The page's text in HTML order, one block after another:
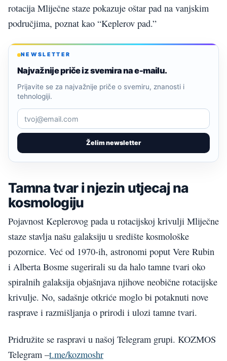
rotacija Mliječne staze pokazuje oštar pad na vanjskim
područjima, poznat kao “Keplerov pad.”
NEWSLETTER
Najvažnije priče iz svemira na e-mailu.
Želim newsletter
Prijavite se za najvažnije priče o svemiru, znanosti i
tehnologiji.
Tamna tvar i njezin utjecaj na
kosmologiju
Pojavnost Keplerovog pada u rotacijskoj krivulji Mliječne
staze stavlja našu galaksiju u središte kosmološke
pozornice. Već od 1970-ih, astronomi poput Vere Rubin
i Alberta Bosme sugerirali su da halo tamne tvari oko
spiralnih galaksija objašnjava njihove neobične rotacijske
krivulje. No, sadašnje otkriće moglo bi potaknuti nove
rasprave i razmišljanja o prirodi i ulozi tamne tvari.
Pridružite se raspravi u našoj Telegram grupi. KOZMOS
Telegram –t.me/kozmoshr